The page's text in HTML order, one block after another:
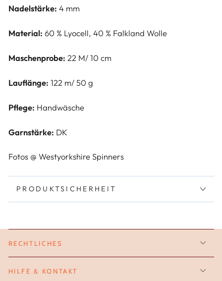
Nadelstärke: 4 mm
Material: 60 % Lyocell, 40 % Falkland Wolle
Maschenprobe: 22 M/ 10 cm
Lauflänge: 122 m/ 50 g
Pflege: Handwäsche
Garnstärke: DK
Fotos @ Westyorkshire Spinners
PRODUKTSICHERHEIT
RECHTLICHES
HILFE & KONTAKT